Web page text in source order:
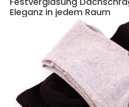
Eleganz in jedem Raum